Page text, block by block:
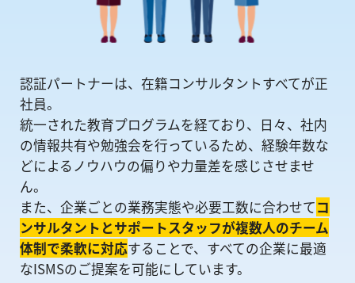
認証パートナーは、在籍コンサルタントすべてが正
社員。
統一された教育プログラムを経ており、日々、社内
の情報共有や勉強会を⾏っているため、経験年数な
どによるノウハウの偏りや⼒量差を感じさせませ
ん。
また、企業ごとの業務実態や必要工数に合わせてコ
ンサルタントとサポートスタッフが複数人のチーム
体制で柔軟に対応することで、すべての企業に最適
なISMSのご提案を可能にしています。